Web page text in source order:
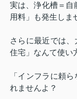
実は、浄化槽＝自
用料」も発生しま
さらに最近では
住宅」なんて使い
「インフラに頼
れませんよ？